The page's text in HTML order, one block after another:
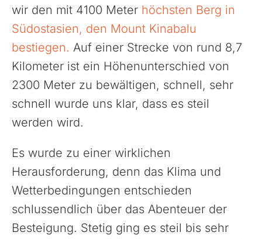
wir den mit 4100 Meter höchsten Berg in
Südostasien, den Mount Kinabalu
bestiegen. Auf einer Strecke von rund 8,7
Kilometer ist ein Höhenunterschied von
2300 Meter zu bewältigen, schnell, sehr
schnell wurde uns klar, dass es steil
werden wird.
Es wurde zu einer wirklichen
Herausforderung, denn das Klima und
Wetterbedingungen entschieden
schlussendlich über das Abenteuer der
Besteigung. Stetig ging es steil bis sehr
Transalp/Alpenüberquerungen
Türkei